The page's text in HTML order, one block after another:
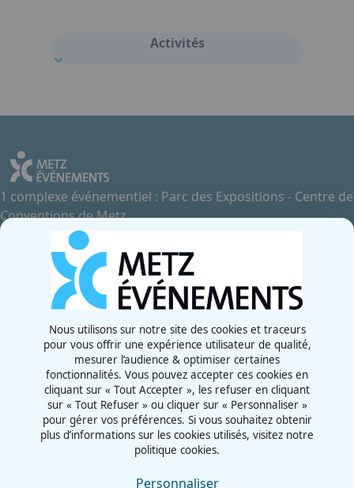
Activités
1 complexe événementiel : Parc des Expositions - Centre de
Conventions de Metz
Contactez-nous
+33 3 87 55 66 00
Rue de la Grange aux Bois
57070 - Metz
France
Newsletter
Nous utilisons sur notre site des cookies et traceurs
pour vous offrir une expérience utilisateur de qualité,
mesurer l’audience & optimiser certaines
fonctionnalités. Vous pouvez accepter ces cookies en
cliquant sur « Tout Accepter », les refuser en cliquant
sur « Tout Refuser » ou cliquer sur « Personnaliser »
pour gérer vos préférences. Si vous souhaitez obtenir
plus d’informations sur les cookies utilisés, visitez notre
politique cookies.
Personnaliser